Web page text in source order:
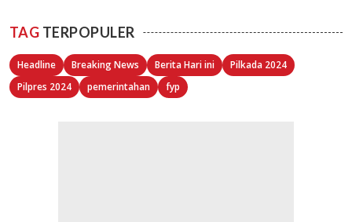
TAG TERPOPULER
Headline Breaking News Berita Hari ini
Pilkada 2024
Pilpres 2024
pemerintahan fyp